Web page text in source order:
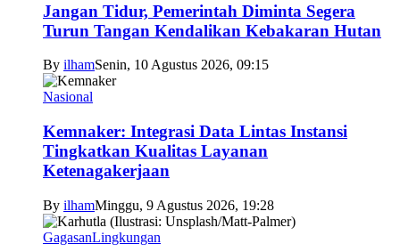
Jangan Tidur, Pemerintah Diminta Segera
Turun Tangan Kendalikan Kebakaran Hutan
By ilhamSenin, 10 Agustus 2026, 09:15
Nasional
Kemnaker: Integrasi Data Lintas Instansi
Tingkatkan Kualitas Layanan
Ketenagakerjaan
By ilhamMinggu, 9 Agustus 2026, 19:28
GagasanLingkungan